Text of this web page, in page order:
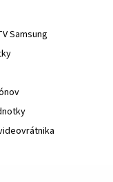
Samsung